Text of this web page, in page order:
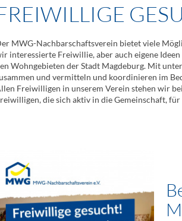
MWG-Nachbarschaftsverein bietet viele
interessierte Freiwillie, aber auch eigene
Wohngebieten der Stadt Magdeburg. Mit
und vermitteln und koordinieren im
Freiwilligen in unserem Verein stehen wir
die sich aktiv in die Gemeinschaft,